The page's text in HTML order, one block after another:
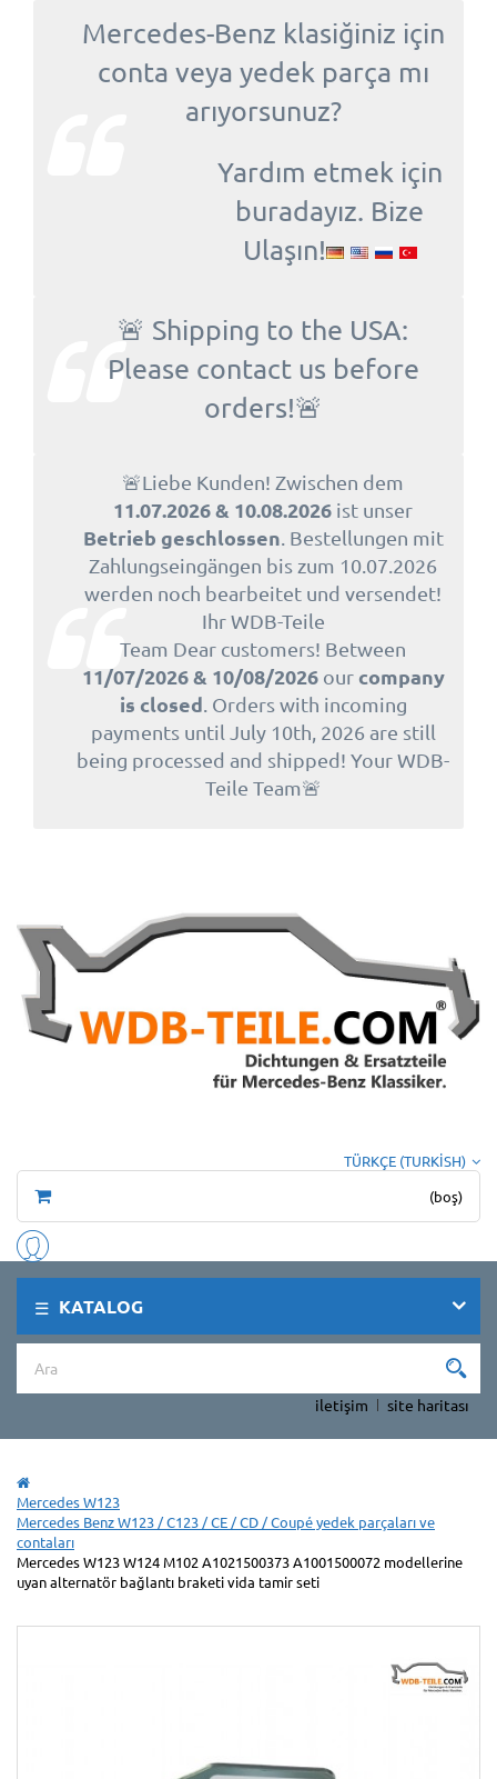
Mercedes-Benz klasiğiniz için
conta veya yedek parça mı
arıyorsunuz?
Yardım etmek için
buradayız. Bize
Ulaşın!
🚨 Shipping to the USA:
Please contact us before
orders!🚨
🚨Liebe Kunden! Zwischen dem
11.07.2026 & 10.08.2026 ist unser
Betrieb geschlossen . Bestellungen mit
Zahlungseingängen bis zum 10.07.2026
werden noch bearbeitet und versendet!
Ihr WDB-Teile
Team Dear customers! Between
11/07/2026 & 10/08/2026our company
is closed . Orders with incoming
payments until July 10th, 2026 are still
being processed and shipped! Your WDB-
Teile Team🚨
TÜRKÇE (TURKISH)
(boş)
KATALOG
iletişim site haritası
Mercedes W123
Mercedes Benz W123 / C123 / CE / CD / Coupé yedek parçaları ve
contaları
Mercedes W123 W124 M102 A1021500373 A1001500072 modellerine
uyan alternatör bağlantı braketi vida tamir seti